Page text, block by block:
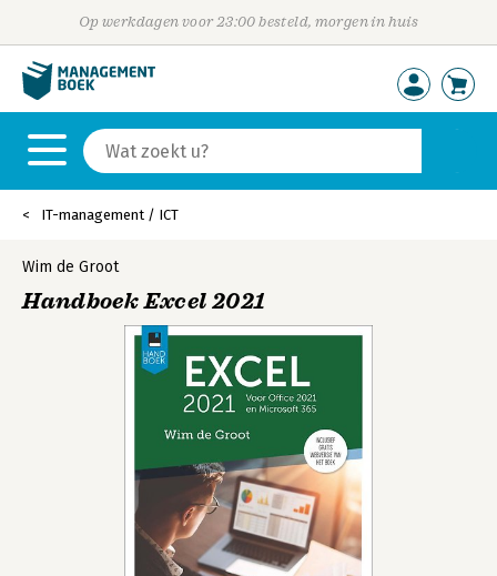
Op werkdagen voor 23:00 besteld, morgen in huis
IT-management / ICT
Wim de Groot
Handboek Excel 2021